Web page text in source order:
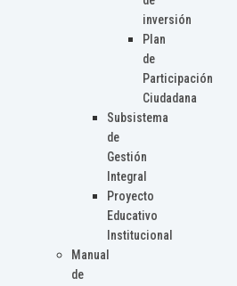
inversión
Plan
de
Participación
Ciudadana
Subsistema
de
Gestión
Integral
Proyecto
Educativo
Institucional
Manual
de